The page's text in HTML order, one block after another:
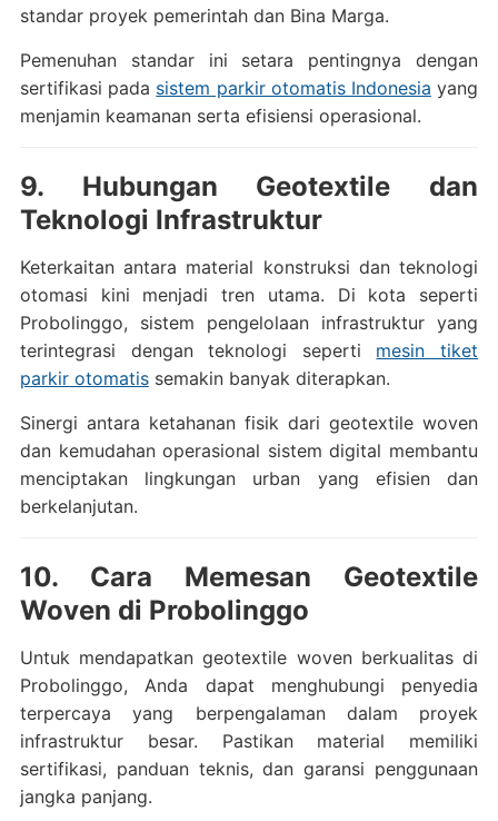
standar proyek pemerintah dan Bina Marga.
Pemenuhan standar ini setara pentingnya dengan
sertifikasi pada sistem parkir otomatis Indonesia yang
menjamin keamanan serta efisiensi operasional.
9. Hubungan Geotextile dan
Teknologi Infrastruktur
Keterkaitan antara material konstruksi dan teknologi
otomasi kini menjadi tren utama. Di kota seperti
Probolinggo, sistem pengelolaan infrastruktur yang
terintegrasi dengan teknologi seperti mesin tiket
parkir otomatissemakin banyak diterapkan.
Sinergi antara ketahanan fisik dari geotextile woven
dan kemudahan operasional sistem digital membantu
menciptakan lingkungan urban yang efisien dan
berkelanjutan.
10. Cara Memesan Geotextile
Woven di Probolinggo
Untuk mendapatkan geotextile woven berkualitas di
Probolinggo, Anda dapat menghubungi penyedia
terpercaya yang berpengalaman dalam proyek
infrastruktur besar. Pastikan material memiliki
sertifikasi, panduan teknis, dan garansi penggunaan
jangka panjang.